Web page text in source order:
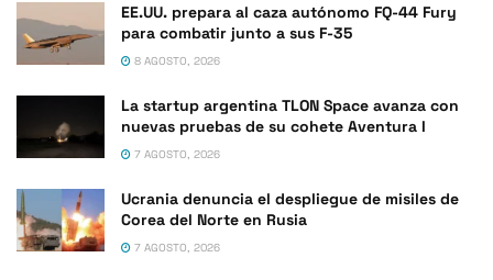
EE.UU. prepara al caza autónomo FQ-44 Fury
para combatir junto a sus F-35
8 AGOSTO, 2026
La startup argentina TLON Space avanza con
nuevas pruebas de su cohete Aventura I
7 AGOSTO, 2026
Ucrania denuncia el despliegue de misiles de
Corea del Norte en Rusia
7 AGOSTO, 2026